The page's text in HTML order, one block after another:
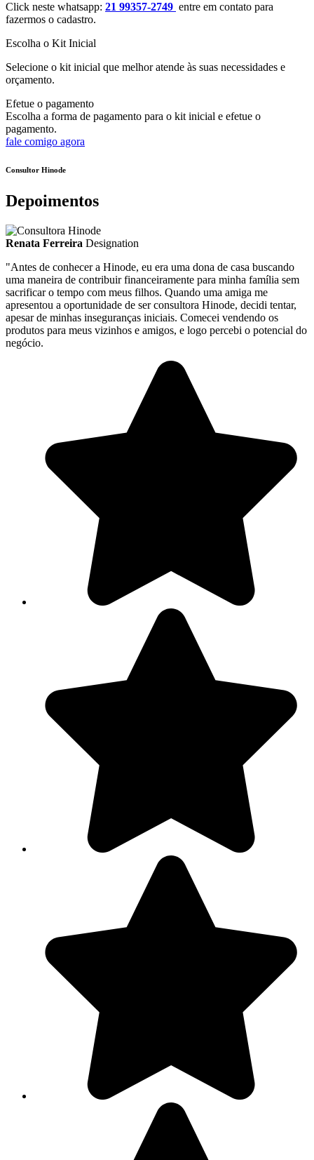
Click neste whatsapp: 21 99357-2749 entre em contato para
fazermos o cadastro.
Escolha o Kit Inicial
Selecione o kit inicial que melhor atende às suas necessidades e
orçamento.
Efetue o pagamento
Escolha a forma de pagamento para o kit inicial e efetue o
pagamento.
fale comigo agora
Consultor Hinode
Depoimentos
Renata Ferreira Designation
"Antes de conhecer a Hinode, eu era uma dona de casa buscando
uma maneira de contribuir financeiramente para minha família sem
sacrificar o tempo com meus filhos. Quando uma amiga me
apresentou a oportunidade de ser consultora Hinode, decidi tentar,
apesar de minhas inseguranças iniciais. Comecei vendendo os
produtos para meus vizinhos e amigos, e logo percebi o potencial do
negócio.